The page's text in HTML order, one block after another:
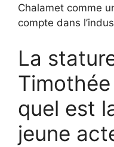
Chalamet comme
compte dans
La
quel est
jeune